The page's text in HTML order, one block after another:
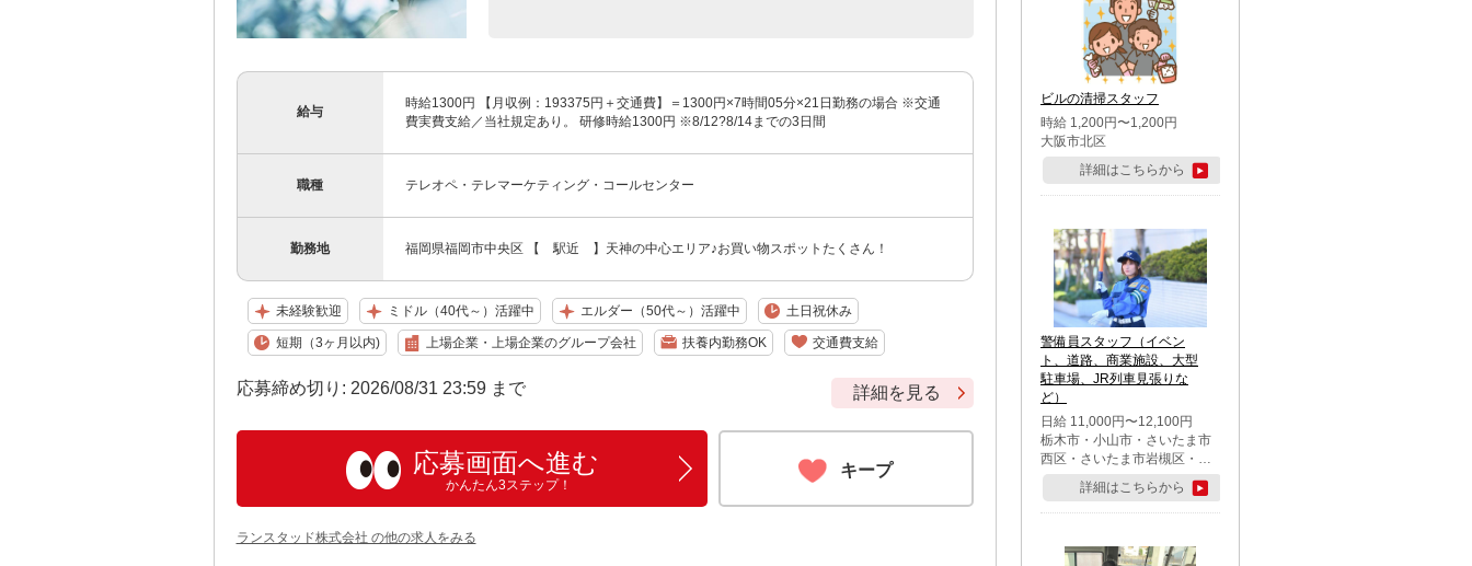
給与
時給1300円 【月収例：193375円＋交通費】＝1300円×7時間05分×21日勤務の場合 ※交通
費実費支給／当社規定あり。 研修時給1300円 ※8/12?8/14までの3日間
職種 テレオペ・テレマーケティング・コールセンター
勤務地 福岡県福岡市中央区 【 駅近 】天神の中心エリア♪お買い物スポットたくさん！
未経験歓迎 ミドル（40代～）活躍中 エルダー（50代～）活躍中 土日祝休み
短期（3ヶ月以内) 上場企業・上場企業のグループ会社 扶養内勤務OK 交通費支給
応募締め切り: 2026/08/31 23:59 まで 詳細を見る
応募画面へ進む
かんたん3ステップ！
キープ
ランスタッド株式会社 の他の求人をみる
区・市川市・松戸市・習志野
市・柏市・流山市・八千代
市・足立区・江戸川区・八王
子市・町田市
ビルの清掃スタッフ
時給 1,200円〜1,200円
大阪市北区
詳細はこちらから
警備員スタッフ（イベン
ト、道路、商業施設、大型
駐車場、JR列車見張りな
ど）
日給 11,000円〜12,100円
栃木市・小山市・さいたま市
西区・さいたま市岩槻区・久
喜市・蓮田市
詳細はこちらから